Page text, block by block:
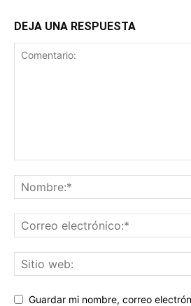
DEJA UNA RESPUESTA
Guardar mi nombre, correo